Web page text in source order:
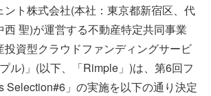
ント株式会社(本社：東京都新宿区、代
聖)が運営する不動産特定共同事業
投資型クラウドファンディングサービ
ル)」(以下、「Rimple」)は、第6回フ
Selection#6」の実施を以下の通り決定